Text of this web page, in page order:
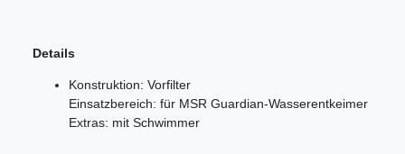
Details
Konstruktion: Vorfilter
Einsatzbereich: für MSR Guardian-Wasserentkeimer
Extras: mit Schwimmer